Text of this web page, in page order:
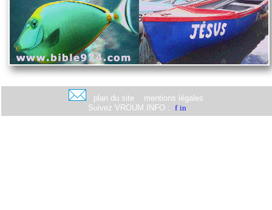
plan du site
mentions légales
Suivez VROUM.INFO : f in